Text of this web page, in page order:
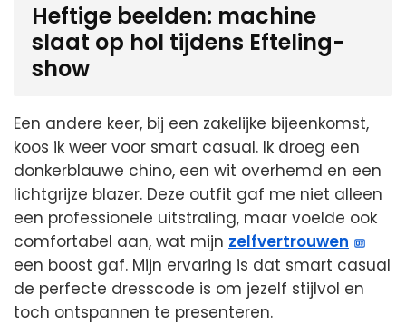
Heftige beelden: machine
slaat op hol tijdens Efteling-
show
Een andere keer, bij een zakelijke bijeenkomst,
koos ik weer voor smart casual. Ik droeg een
donkerblauwe chino, een wit overhemd en een
lichtgrijze blazer. Deze outfit gaf me niet alleen
een professionele uitstraling, maar voelde ook
comfortabel aan, wat mijn zelfvertrouwen
een boost gaf. Mijn ervaring is dat smart casual
de perfecte dresscode is om jezelf stijlvol en
toch ontspannen te presenteren.